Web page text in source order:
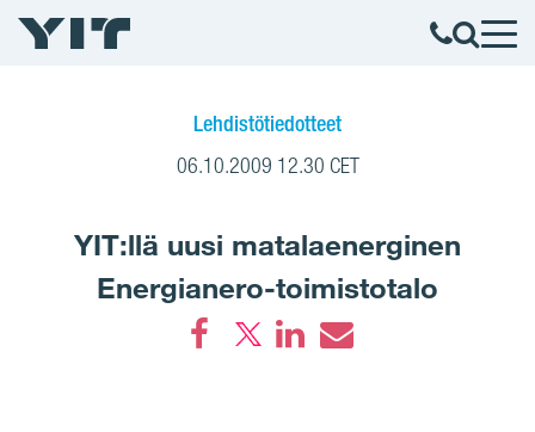
Lehdistötiedotteet
06.10.2009 12.30 CET
YIT:llä uusi matalaenerginen
Energianero-toimistotalo